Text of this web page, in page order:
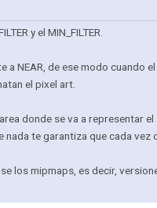
y el MIN_FILTER.
a NEAR, de ese modo cuando
el pixel art.
donde se va a
te garantiza que cada vez
los mipmaps, es decir,